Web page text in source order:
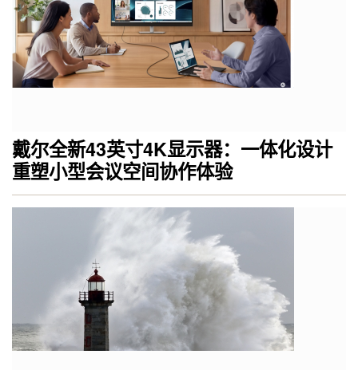
戴尔全新43英寸4K显示器：一体化设计
重塑小型会议空间协作体验